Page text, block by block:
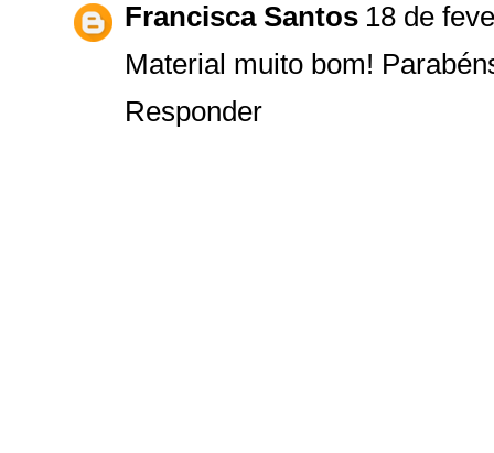
Francisca Santos 18 de
Material muito bom!
Responder